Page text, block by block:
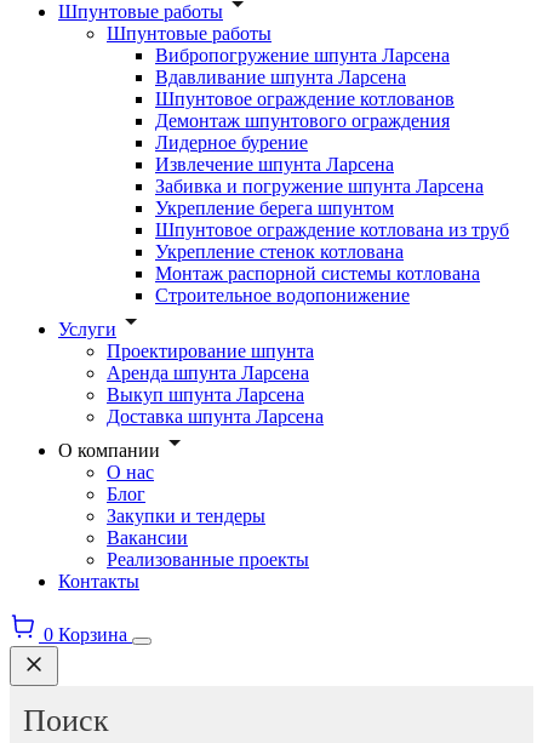
Шпунтовые работы
Шпунтовые работы
Вибропогружение шпунта Ларсена
Вдавливание шпунта Ларсена
Шпунтовое ограждение котлованов
Демонтаж шпунтового ограждения
Лидерное бурение
Извлечение шпунта Ларсена
Забивка и погружение шпунта Ларсена
Укрепление берега шпунтом
Шпунтовое ограждение котлована из труб
Укрепление стенок котлована
Монтаж распорной системы котлована
Строительное водопонижение
Услуги
Проектирование шпунта
Аренда шпунта Ларсена
Выкуп шпунта Ларсена
Доставка шпунта Ларсена
О компании
О нас
Блог
Закупки и тендеры
Вакансии
Реализованные проекты
Контакты
0 Корзина